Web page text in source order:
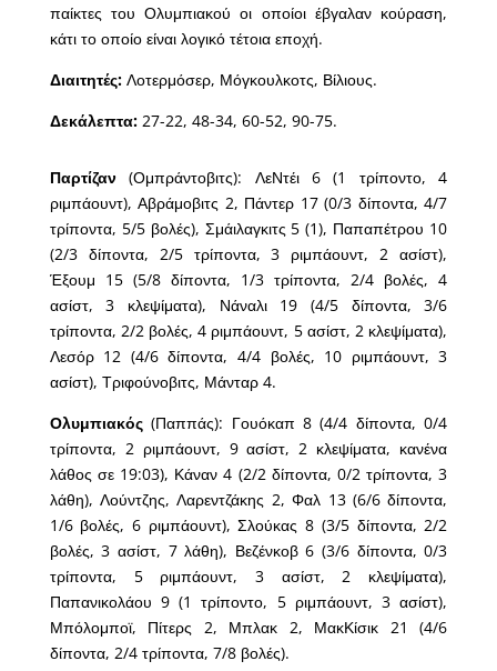
παίκτες του Ολυμπιακού οι οποίοι έβγαλαν κούραση,
κάτι το οποίο είναι λογικό τέτοια εποχή.
Διαιτητές:Λοτερμόσερ, Μόγκουλκοτς, Βίλιους.
Δεκάλεπτα:27-22, 48-34, 60-52, 90-75.
Παρτίζαν(Ομπράντοβιτς): ΛεΝτέι 6 (1 τρίποντο, 4
ριμπάουντ), Αβράμοβιτς 2, Πάντερ 17 (0/3 δίποντα, 4/7
τρίποντα, 5/5 βολές), Σμάιλαγκιτς 5 (1), Παπαπέτρου 10
(2/3 δίποντα, 2/5 τρίποντα, 3 ριμπάουντ, 2 ασίστ),
Έξουμ 15 (5/8 δίποντα, 1/3 τρίποντα, 2/4 βολές, 4
ασίστ, 3 κλεψίματα), Νάναλι 19 (4/5 δίποντα, 3/6
τρίποντα, 2/2 βολές, 4 ριμπάουντ, 5 ασίστ, 2 κλεψίματα),
Λεσόρ 12 (4/6 δίποντα, 4/4 βολές, 10 ριμπάουντ, 3
ασίστ), Τριφούνοβιτς, Μάνταρ 4.
Ολυμπιακός(Παππάς): Γουόκαπ 8 (4/4 δίποντα, 0/4
τρίποντα, 2 ριμπάουντ, 9 ασίστ, 2 κλεψίματα, κανένα
λάθος σε 19:03), Κάναν 4 (2/2 δίποντα, 0/2 τρίποντα, 3
λάθη), Λούντζης, Λαρεντζάκης 2, Φαλ 13 (6/6 δίποντα,
1/6 βολές, 6 ριμπάουντ), Σλούκας 8 (3/5 δίποντα, 2/2
βολές, 3 ασίστ, 7 λάθη), Βεζένκοβ 6 (3/6 δίποντα, 0/3
τρίποντα, 5 ριμπάουντ, 3 ασίστ, 2 κλεψίματα),
Παπανικολάου 9 (1 τρίποντο, 5 ριμπάουντ, 3 ασίστ),
Μπόλομποϊ, Πίτερς 2, Μπλακ 2, ΜακΚίσικ 21 (4/6
δίποντα, 2/4 τρίποντα, 7/8 βολές).